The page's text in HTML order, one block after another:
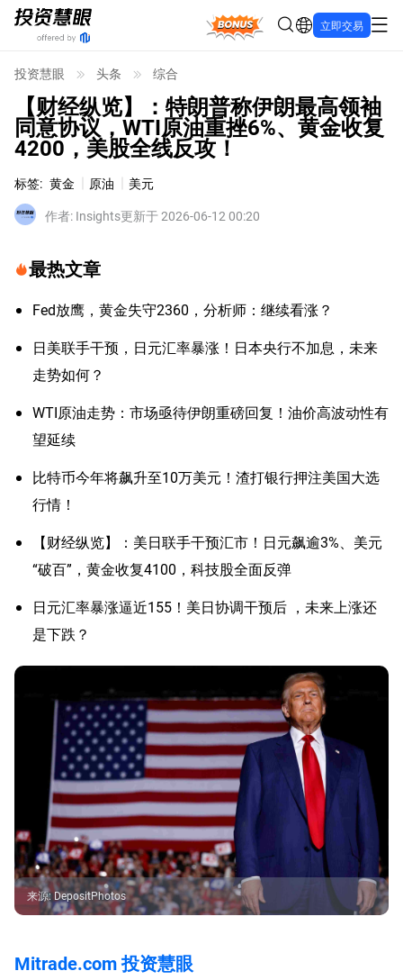
Bonus 立即交易
投资慧眼 头条 综合
【财经纵览】：特朗普称伊朗最高领袖
同意协议，WTI原油重挫6%、黄金收复
4200，美股全线反攻！
标签: 黄金 原油
美元
作者: Insights更新于 2026-06-12 00:20
最热文章
Fed放鹰，黄金失守2360，分析师：继续看涨？
日美联手干预，日元汇率暴涨！日本央行不加息，未来
走势如何？
WTI原油走势：市场亟待伊朗重磅回复！油价高波动性有
望延续
比特币今年将飙升至10万美元！渣打银行押注美国大选
行情！
【财经纵览】：美日联手干预汇市！日元飙逾3%、美元
“破百”，黄金收复4100，科技股全面反弹
日元汇率暴涨逼近155！美日协调干预后 ，未来上涨还
是下跌？
来源:DepositPhotos
Mitrade.com 投资慧眼